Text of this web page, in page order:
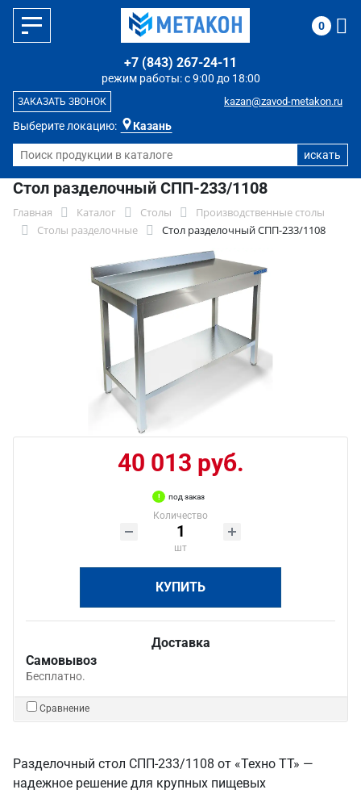
Выберите локацию: Казань
режим работы: с 9:00 до 18:00
+7 (843) 267-24-11
kazan@zavod-metakon.ru
ЗАКАЗАТЬ ЗВОНОК
0
Стол разделочный СПП-233/1108
Главная Каталог Столы
Производственные столы
Столы разделочные
Стол разделочный СПП-233/1108
40 013 руб.
под заказ
Количество
шт
КУПИТЬ
Доставка
Самовывоз
Бесплатно.
Сравнение
Разделочный стол СПП-233/1108 от «Техно ТТ» —
надежное решение для крупных пищевых